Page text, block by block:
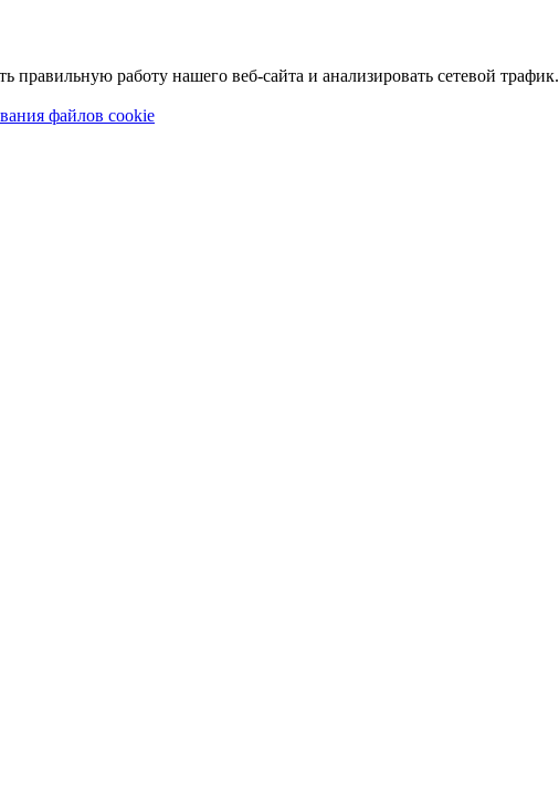
работу нашего веб-сайта и анализировать сетевой трафик.
файлов cookie